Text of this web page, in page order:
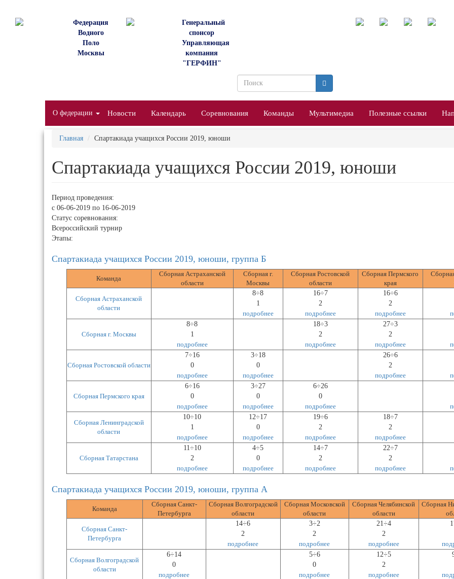
основному
Федерация
Водного
Поло
Москвы
Генеральный
спонсор
Управляющая
компания
"ГЕРФИН"
Форма
поиска
О федерации Новости Календарь Соревнования Команды Мультимедиа Полезные ссылки
Главная Спартакиада учащихся России 2019, юноши
Спартакиада учащихся России 2019, юноши
Период проведения:
с 06-06-2019 по 16-06-2019
Статус соревнования:
Всероссийский турнир
Этапы:
Спартакиада учащихся России 2019, юноши, группа Б
Команда
Сборная Астраханской
области
Сборная г.
Москвы
Сборная Ростовской
области
Сборная Пермского
края
Сборная Астраханской
области
8÷8
1
подробнее
16÷7
2
подробнее
16÷6
2
подробнее
Сборная г. Москвы
8÷8
1
подробнее
18÷3
2
подробнее
27÷3
2
подробнее
Сборная Ростовской области
7÷16
0
подробнее
3÷18
0
подробнее
26÷6
2
подробнее
Сборная Пермского края
6÷16
0
подробнее
3÷27
0
подробнее
6÷26
0
подробнее
Сборная Ленинградской
области
10÷10
1
подробнее
12÷17
0
подробнее
19÷6
2
подробнее
18÷7
2
подробнее
Сборная Татарстана
11÷10
2
подробнее
4÷5
0
подробнее
14÷7
2
подробнее
22÷7
2
подробнее
Спартакиада учащихся России 2019, юноши, группа А
Команда
Сборная Санкт-
Петербурга
Сборная Волгоградской
области
Сборная Московской
области
Сборная Челябинской
области
Сборная
Сборная Санкт-
Петербурга
14÷6
2
подробнее
3÷2
2
подробнее
21÷4
2
подробнее
Сборная Волгоградской
области
6÷14
0
подробнее
5÷6
0
подробнее
12÷5
2
подробнее